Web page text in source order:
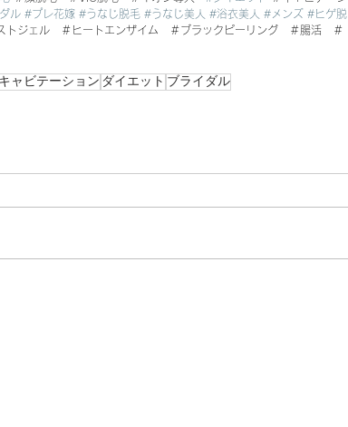
ル #プレ花嫁 #うなじ脱毛 #うなじ美人 #浴衣美人 #メンズ #ヒゲ脱
ジェル　＃ヒートエンザイム　＃ブラックピーリング　＃腸活　＃
キャビテーション ダイエット ブライダル